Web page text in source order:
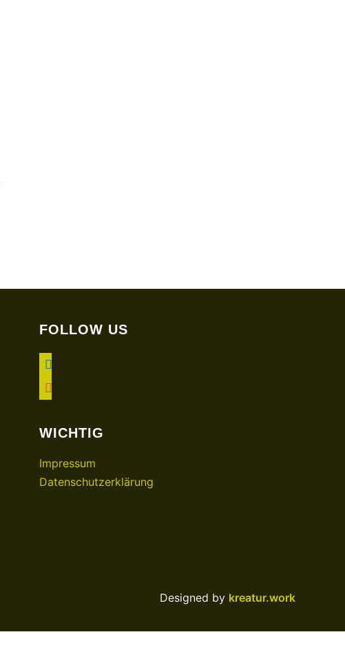
FOLLOW US
facebook
instagram
WICHTIG
Impressum
Datenschutzerklärung
Designed by kreatur.work